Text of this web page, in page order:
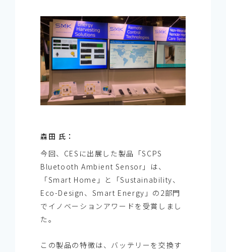
森田 氏：
今回、CESに出展した製品「SCPS
Bluetooth Ambient Sensor」は、
「Smart Home」と「Sustainability、
Eco-Design、Smart Energy」の2部門
でイノベーションアワードを受賞しまし
た。
この製品の特徴は、バッテリーを交換す